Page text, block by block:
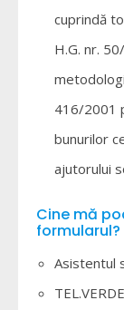
cuprindă
H.G. nr.
416/2001
bunurilor
ajutorului
Cine mă
formularul?
Asistentul